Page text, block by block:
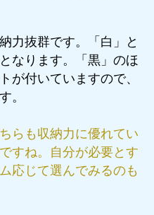
力抜群です。「白」と
なります。「黒」のほ
が付いていますので、
。
らも収納力に優れてい
すね。自分が必要とす
応じて選んでみるのも